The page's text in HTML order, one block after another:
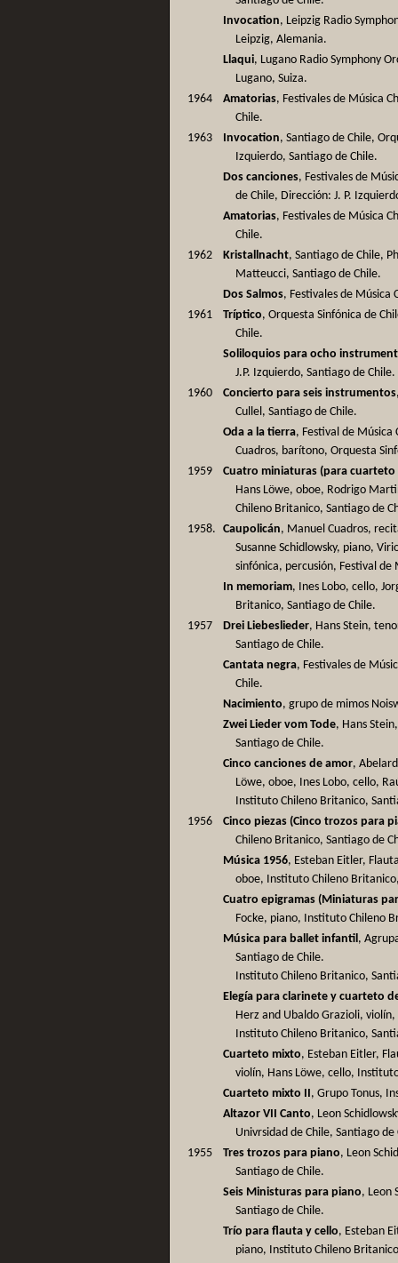
Invocation, Leipzig Radio
Leipzig, Alemania.
Llaqui, Lugano Radio Symphony
Lugano, Suiza.
1964
Amatorias, Festivales de Música
Chile.
1963
Invocation, Santiago de Chile,
Izquierdo, Santiago de Chile.
Dos canciones, Festivales de
de Chile, Dirección: J. P.
Amatorias, Festivales de Música
Chile.
1962
Kristallnacht, Santiago de Chile,
Matteucci, Santiago de Chile.
Dos Salmos, Festivales de Música
1961
Tríptico, Orquesta Sinfónica de
Chile.
Soliloquios para ocho
J.P. Izquierdo, Santiago de Chile.
1960
Concierto para seis instrumentos
Cullel, Santiago de Chile.
Oda a la tierra, Festival de
Cuadros, barítono, Orquesta
1959
Cuatro miniaturas (para
Hans Löwe, oboe, Rodrigo
Chileno Britanico, Santiago de
1958. Caupolicán, Manuel Cuadros,
Susanne Schidlowsky, piano,
sinfónica, percusión, Festival de
In memoriam, Ines Lobo, cello,
Britanico, Santiago de Chile.
1957
Drei Liebeslieder, Hans Stein,
Santiago de Chile.
Cantata negra, Festivales de
Chile.
Nacimiento, grupo de mimos
Zwei Lieder vom Tode, Hans
Santiago de Chile.
Cinco canciones de amor,
Löwe, oboe, Ines Lobo, cello,
Instituto Chileno Britanico,
1956
Cinco piezas (Cinco trozos para
Chileno Britanico, Santiago de
Música 1956, Esteban Eitler,
oboe, Instituto Chileno
Cuatro epigramas (Miniaturas
Focke, piano, Instituto Chileno
Música para ballet infantil,
Santiago de Chile.
Instituto Chileno Britanico,
Elegía para clarinete y cuarteto
Herz and Ubaldo Grazioli,
Instituto Chileno Britanico,
Cuarteto mixto, Esteban Eitler,
violín, Hans Löwe, cello,
Cuarteto mixto II, Grupo Tonus,
Altazor VII Canto, Leon
Univrsidad de Chile, Santiago de
1955
Tres trozos para piano, Leon
Santiago de Chile.
Seis Ministuras para piano, Leon
Santiago de Chile.
Trío para flauta y cello, Esteban
piano, Instituto Chileno